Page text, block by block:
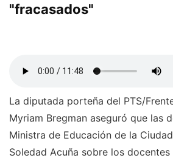
"fracasados"
La diputada porteña del PTS/
Myriam Bregman aseguró que las
Ministra de Educación de la
Soledad Acuña sobre los